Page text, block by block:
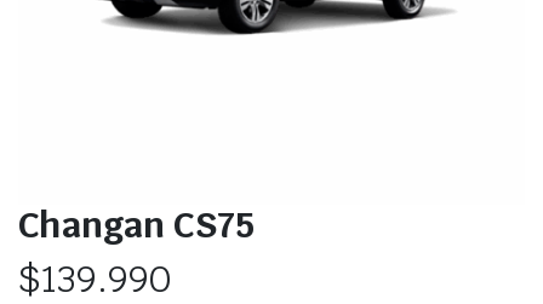
Changan CS75
$139.990